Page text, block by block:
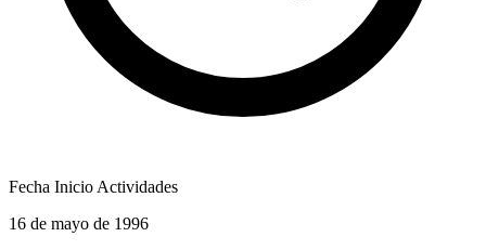
Fecha Inicio Actividades
16 de mayo de 1996